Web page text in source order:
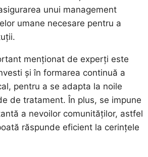
unui management
umane necesare pentru a
menționat de experți este
și în formarea continuă a
pentru a se adapta la noile
de tratament. În plus, se impune
a nevoilor comunităților, astfel
răspunde eficient la cerințele